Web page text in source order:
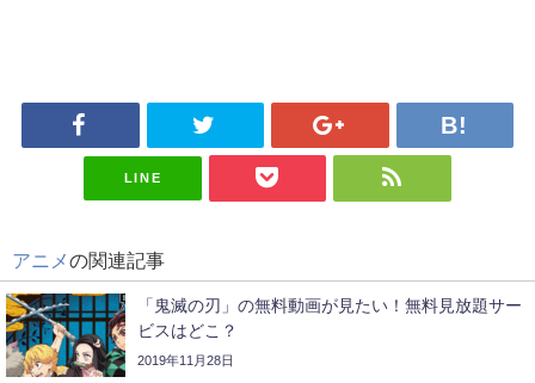
LINE
アニメの関連記事
「鬼滅の刃」の無料動画が見たい！無料見放題サー
ビスはどこ？
2019年11月28日